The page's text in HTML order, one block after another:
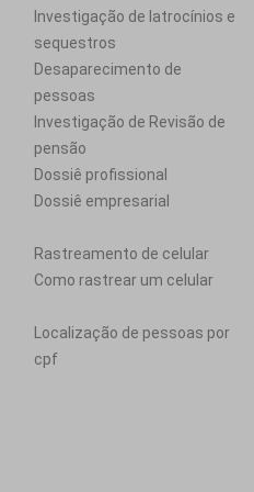
Investigação de latrocínios e
sequestros
Desaparecimento de
pessoas
Investigação de Revisão de
pensão
Dossiê profissional
Dossiê empresarial
Rastreamento de celular
Como rastrear um celular
Localização de pessoas por
cpf